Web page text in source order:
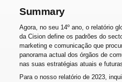
Summary
Agora, no seu 14º ano, o relatório
da Cision define os padrões do
marketing e comunicação que
panorama actual dos órgãos de
nas suas estratégias atuais e
Para o nosso relatório de 2023,